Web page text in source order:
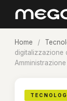
Home /
digitalizzazione
Amministrazione